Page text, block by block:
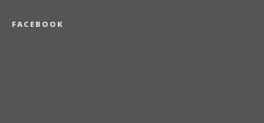
FACEBOOK